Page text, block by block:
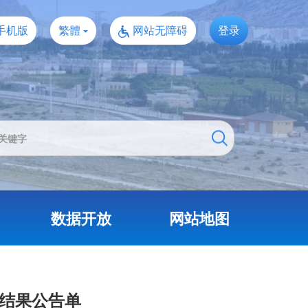
机版 繁體 网站无障碍 登录
数据开放 网站地图
果公告单